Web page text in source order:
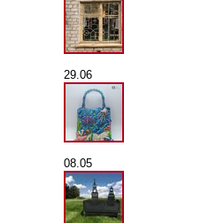
29.06
08.05